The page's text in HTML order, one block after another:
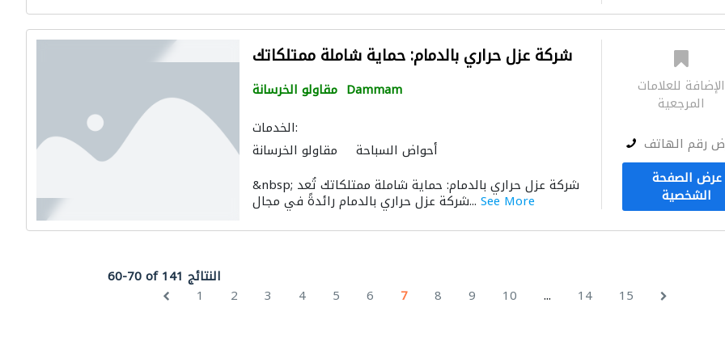
شركة عزل حراري بالدمام: حماية شاملة ممتلكاتك
مقاولو الخرسانة Dammam
الخدمات:
مقاولو الخرسانة
أحواض السباحة
&nbsp; شركة عزل حراري بالدمام: حماية شاملة ممتلكاتك تُعد
شركة عزل حراري بالدمام رائدةً في مجال... See More
الإضافة للعلامات
المرجعية
رقم الهاتف
عرض الصفحة
الشخصية
60-70 of 141 النتائج
1
2 3 4 5 6 7 8 9 10 ... 14 15